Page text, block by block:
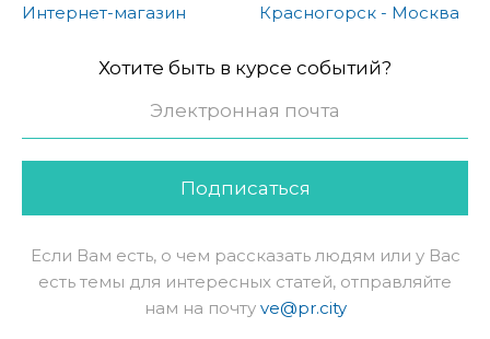
Интернет-магазин
Красногорск - Москва
Хотите быть в курсе событий?
Подписаться
Если Вам есть, о чем рассказать людям или у Вас
есть темы для интересных статей, отправляйте
нам на почту ve@pr.city